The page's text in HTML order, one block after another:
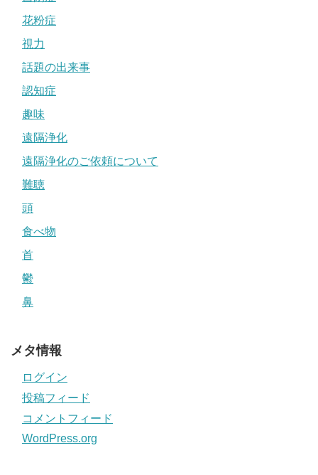
花粉症
視力
話題の出来事
認知症
趣味
遠隔浄化
遠隔浄化のご依頼について
難聴
頭
食べ物
首
鬱
鼻
メタ情報
ログイン
投稿フィード
コメントフィード
WordPress.org